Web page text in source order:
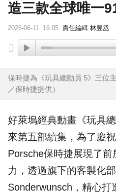
造三款全球唯一
2026-06-11 16:05 責任編輯 林昱丞
保時捷為《玩具總動員 5》三位
／保時捷提供）
好萊塢經典動畫《玩具
來第五部續集，為了慶
Porsche保時捷展現了前
力，透過旗下的客製化
Sonderwunsch，精心打